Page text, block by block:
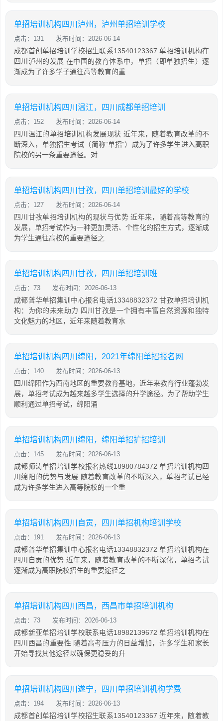
单招培训机构四川泸州，泸州单招培训学校
点击：131 发布时间：2026-06-14
成都首创单招培训学校招生联系13540123367 单招培训机构在
四川泸州的发展 在中国的教育体系中，单招（即单独招生）逐
渐成为了许多学子通往高等教育的重
单招培训机构四川温江，四川成都单招培训
点击：152 发布时间：2026-06-14
四川温江的单招培训机构发展现状 近年来，随着教育改革的不
断深入，单独招生考试（简称“单招”）成为了许多学生进入高职
院校的另一条重要途径。对
单招培训机构四川甘孜，四川单招培训最好的学校
点击：127 发布时间：2026-06-14
四川甘孜单招培训机构的现状与优势 近年来，随着高等教育的
发展，单招考试作为一种更加灵活、个性化的招生方式，逐渐成
为学生通往高校的重要途径之
单招培训机构四川甘孜，四川单招培训班
点击：73 发布时间：2026-06-13
成都普华单招集训中心报名电话13348832372 甘孜单招培训机
构：为你的未来助力 四川甘孜是一个拥有丰富自然资源和独特
文化魅力的地区，近年来随着教育水
单招培训机构四川绵阳，2021年绵阳单招报名网
点击：140 发布时间：2026-06-13
四川绵阳作为西南地区的重要教育基地，近年来教育行业蓬勃发
展，单招考试成为越来越多学生选择的升学途径。为了帮助学生
顺利通过单招考试，绵阳涌
单招培训机构四川绵阳，绵阳单招扩招培训
点击：145 发布时间：2026-06-13
成都师涛单招培训学校报名热线18980784372 单招培训机构四
川绵阳的优势与发展 随着教育改革的不断深入，单招考试已经
成为许多学生进入高等院校的一个重
单招培训机构四川自贡，四川单招机构培训学校
点击：191 发布时间：2026-06-13
成都普华单招集训中心报名电话13348832372 单招培训机构在
四川自贡的优势 近年来，随着教育改革的不断深化，单招考试
逐渐成为高职院校招生的重要途径之
单招培训机构四川西昌，西昌市单招培训机构
点击：73 发布时间：2026-06-13
成都新亚单招培训学校联系电话18982139672 单招培训机构在
四川西昌的重要性 随着高考压力的日益增加，许多学生和家长
开始寻找其他途径以确保更稳妥的升
单招培训机构四川遂宁，四川单招培训机构学费
点击：194 发布时间：2026-06-13
成都首创单招培训学校招生联系13540123367 近年来，随着教